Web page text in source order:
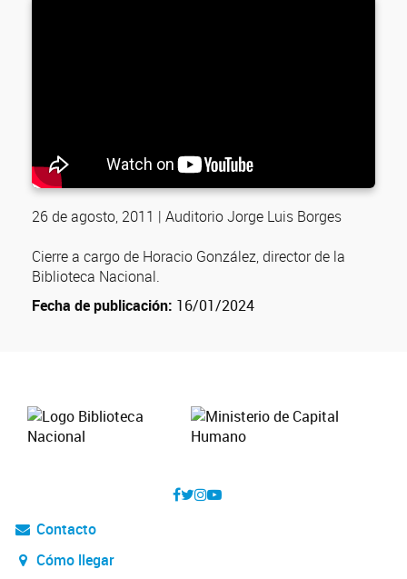
26 de agosto, 2011 | Auditorio Jorge Luis Borges
Cierre a cargo de Horacio González, director de la
Biblioteca Nacional.
Fecha de publicación: 16/01/2024
Contacto
Cómo llegar